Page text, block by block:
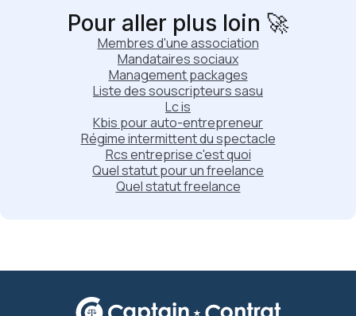
Pour aller plus loin 🚀
Membres d'une association
Mandataires sociaux
Management packages
Liste des souscripteurs sasu
Lc is
Kbis pour auto-entrepreneur
Régime intermittent du spectacle
Rcs entreprise c'est quoi
Quel statut pour un freelance
Quel statut freelance